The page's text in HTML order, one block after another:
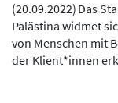
(20.09.2022) Das
Palästina widmet
von Menschen mit
der Klient*innen